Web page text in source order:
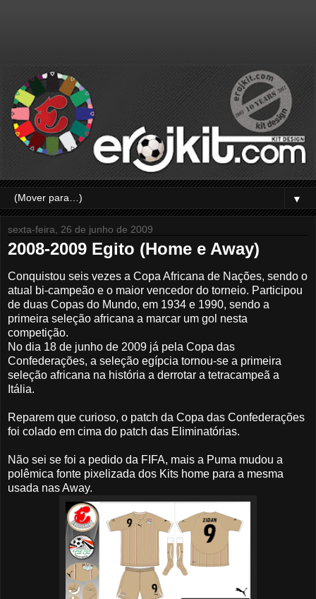
▼
sexta-feira, 26 de junho de 2009
2008-2009 Egito (Home e Away)
Conquistou seis vezes a Copa Africana de Nações, sendo o
atual bi-campeão e o maior vencedor do torneio. Participou
de duas Copas do Mundo, em 1934 e 1990, sendo a
primeira seleção africana a marcar um gol nesta
competição.
No dia 18 de junho de 2009 já pela Copa das
Confederações, a seleção egípcia tornou-se a primeira
seleção africana na história a derrotar a tetracampeã a
Itália.
Reparem que curioso, o patch da Copa das Confederações
foi colado em cima do patch das Eliminatórias.
Não sei se foi a pedido da FIFA, mais a Puma mudou a
polêmica fonte pixelizada dos Kits home para a mesma
usada nas Away.